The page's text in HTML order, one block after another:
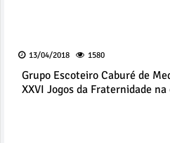
13/04/2018 1580
Grupo Escoteiro Caburé de
XXVI Jogos da Fraternidade